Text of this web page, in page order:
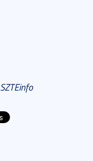
SZTEinfo